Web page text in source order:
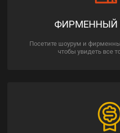
ФИРМЕННЫЙ
Посетите шоурум и
чтобы увидеть все